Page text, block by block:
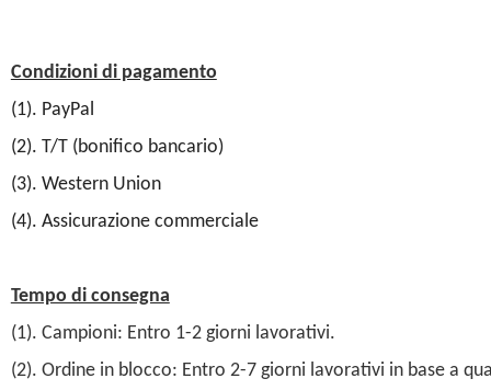
Condizioni di pagamento
(1). PayPal
(2). T/T (bonifico bancario)
(3). Western Union
(4). Assicurazione commerciale
Tempo di consegna
(1). Campioni: Entro 1-2 giorni lavorativi.
(2). Ordine in blocco: Entro 2-7 giorni lavorativi in base a